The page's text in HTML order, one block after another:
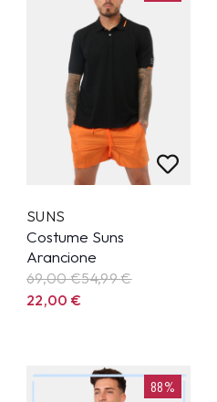
SUNS
Costume Suns
Arancione
69,00 €54,99€
22,00€
88%